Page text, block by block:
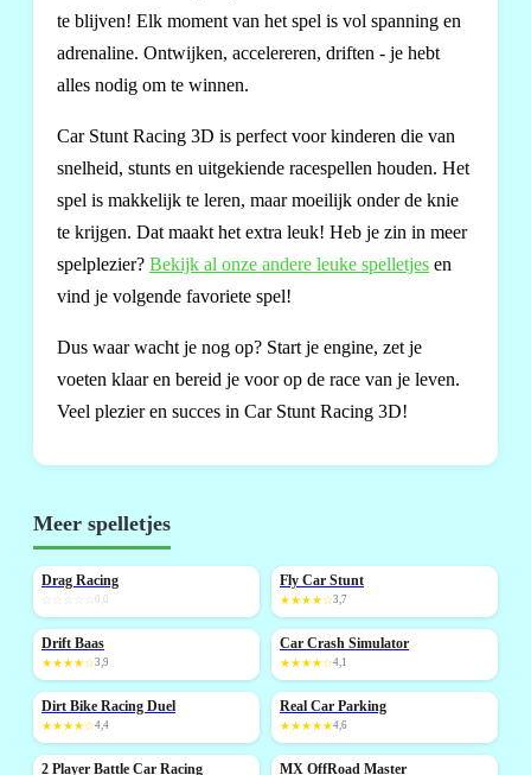
te blijven! Elk moment van het spel is vol spanning en
adrenaline. Ontwijken, accelereren, driften - je hebt
alles nodig om te winnen.
Car Stunt Racing 3D is perfect voor kinderen die van
snelheid, stunts en uitgekiende racespellen houden. Het
spel is makkelijk te leren, maar moeilijk onder de knie
te krijgen. Dat maakt het extra leuk! Heb je zin in meer
spelplezier? Bekijk al onze andere leuke spelletjes en
vind je volgende favoriete spel!
Dus waar wacht je nog op? Start je engine, zet je
voeten klaar en bereid je voor op de race van je leven.
Veel plezier en succes in Car Stunt Racing 3D!
Meer spelletjes
NIEUW
Drag Racing
0,0
NIEUW
Fly Car Stunt
★★★★☆3,7
Drift Baas
★★★★☆3,9
NIEUW
Car Crash Simulator
★★★★☆4,1
NIEUW
Dirt Bike Racing Duel
★★★★☆4,4
NIEUW
Real Car Parking
★★★★★4,6
NIEUW
2 Player Battle Car Racing NIEUW
MX OffRoad Master